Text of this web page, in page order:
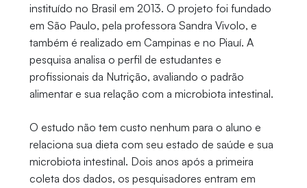
instituído no Brasil em 2013. O projeto foi fundado
em São Paulo, pela professora Sandra Vivolo, e
também é realizado em Campinas e no Piauí. A
pesquisa analisa o perfil de estudantes e
profissionais da Nutrição, avaliando o padrão
alimentar e sua relação com a microbiota intestinal.
O estudo não tem custo nenhum para o aluno e
relaciona sua dieta com seu estado de saúde e sua
microbiota intestinal. Dois anos após a primeira
coleta dos dados, os pesquisadores entram em